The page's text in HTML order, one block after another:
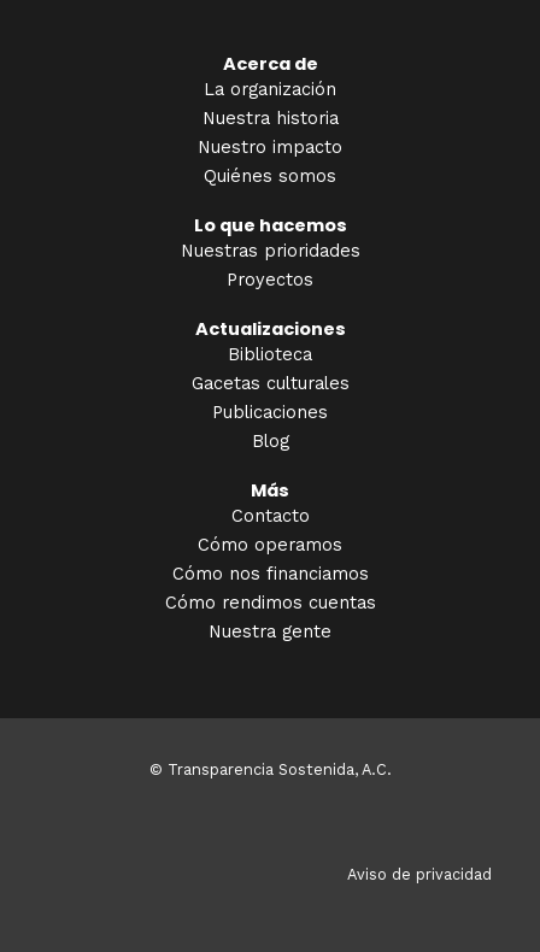
Acerca de
La organización
Nuestra historia
Nuestro impacto
Quiénes somos
Lo que hacemos
Nuestras prioridades
Proyectos
Actualizaciones
Biblioteca
Gacetas culturales
Publicaciones
Blog
Más
Contacto
Cómo operamos
Cómo nos financiamos
Cómo rendimos cuentas
Nuestra gente
© Transparencia Sostenida, A.C.
Aviso de privacidad